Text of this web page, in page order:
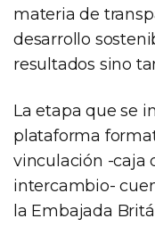
materia de
desarrollo
resultados sino
La etapa que se
plataforma
vinculación -caja
intercambio-
la Embajada